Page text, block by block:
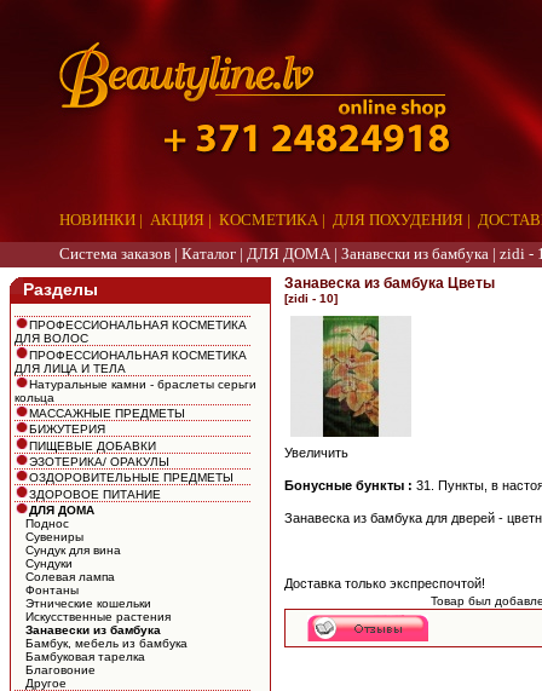
НОВИНКИ | АКЦИЯ | КОСМЕТИКА | ДЛЯ ПОХУДЕНИЯ |
Система заказов | Каталог | ДЛЯ ДОМА | Занавески из бамбука | zidi -
Разделы
ПРОФЕССИОНАЛЬНАЯ КОСМЕТИКА
ДЛЯ ВОЛОС
ПРОФЕССИОНАЛЬНАЯ КОСМЕТИКА
ДЛЯ ЛИЦА И ТЕЛА
Натуральные камни - браслеты серьги
кольца
МАССАЖНЫЕ ПРЕДМЕТЫ
БИЖУТЕРИЯ
ПИЩЕВЫЕ ДОБАВКИ
ЭЗОТЕРИКА/ ОРАКУЛЫ
ОЗДОРОВИТЕЛЬНЫЕ ПРЕДМЕТЫ
ЗДОРОВОЕ ПИТАНИЕ
ДЛЯ ДОМА
Поднос
Сувениры
Сундук для вина
Сундуки
Солевая лампа
Фонтаны
Этнические кошельки
Искусственные растения
Занавески из бамбука
Бамбук, мебель из бамбука
Бамбуковая тарелка
Благовоние
Другое
Занавеска из бамбука Цветы
[zidi - 10]
Увеличить
Бонусные бункты : 31. Пункты, в
Занавеска из бамбука для дверей -
Доставка только экспреспочтой!
Товар был